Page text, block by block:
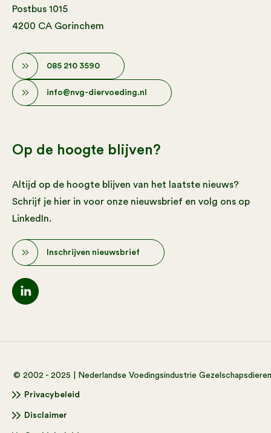
Postbus 1015
4200 CA Gorinchem
085 210 3590
info@nvg-diervoeding.nl
Op de hoogte blijven?
Altijd op de hoogte blijven van het laatste nieuws?
Schrijf je hier in voor onze nieuwsbrief en volg ons op
LinkedIn.
Inschrijven nieuwsbrief
© 2002 - 2025 | Nederlandse Voedingsindustrie
Privacybeleid
Disclaimer